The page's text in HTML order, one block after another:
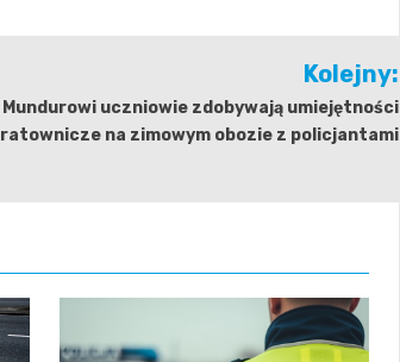
Kolejny:
Mundurowi uczniowie zdobywają umiejętności
ratownicze na zimowym obozie z policjantami